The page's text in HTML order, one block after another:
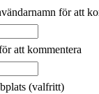
för att
att kommentera
(valfritt)